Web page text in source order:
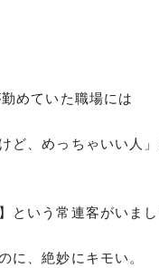
めていた職場には
ど、めっちゃいい人
という常連客がいまし
に、絶妙にキモい。